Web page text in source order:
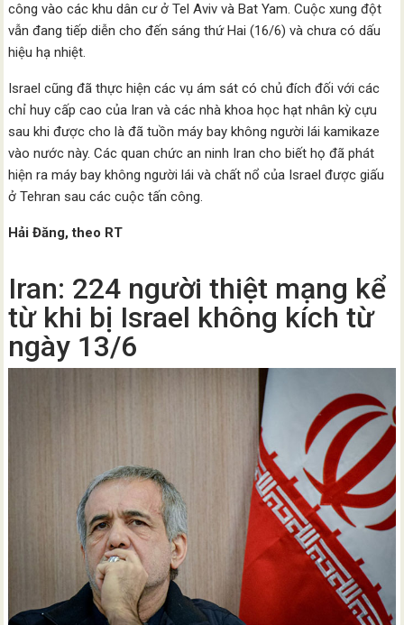
công vào các khu dân cư ở Tel Aviv và Bat Yam. Cuộc xung đột
vẫn đang tiếp diễn cho đến sáng thứ Hai (16/6) và chưa có dấu
hiệu hạ nhiệt.
Israel cũng đã thực hiện các vụ ám sát có chủ đích đối với các
chỉ huy cấp cao của Iran và các nhà khoa học hạt nhân kỳ cựu
sau khi được cho là đã tuồn máy bay không người lái kamikaze
vào nước này. Các quan chức an ninh Iran cho biết họ đã phát
hiện ra máy bay không người lái và chất nổ của Israel được giấu
ở Tehran sau các cuộc tấn công.
Hải Đăng, theo RT
Iran: 224 người thiệt mạng kể
từ khi bị Israel không kích từ
ngày 13/6